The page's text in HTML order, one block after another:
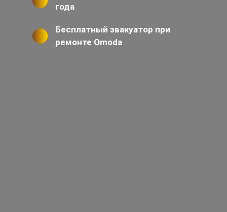
года
Бесплатный эвакуатор при
ремонте Omoda